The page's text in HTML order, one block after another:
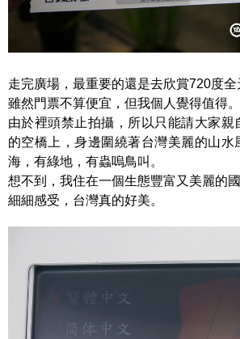
走完廣場，最重要的還是去欣賞720度全
雖然門票不算便宜，但我個人覺得值得。
由於裡頭禁止拍攝，所以只能請大家親
的空橋上，身邊圍繞著台灣美麗的山水
海，有綠地，有蟲嗚鳥叫。
想不到，我住在一個生態豐富又美麗的國
細細感受，台灣真的好美。